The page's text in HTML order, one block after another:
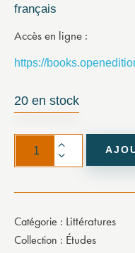
français
Accès en ligne
https://
20 en stock
Catégorie : Littératures
Collection : Études